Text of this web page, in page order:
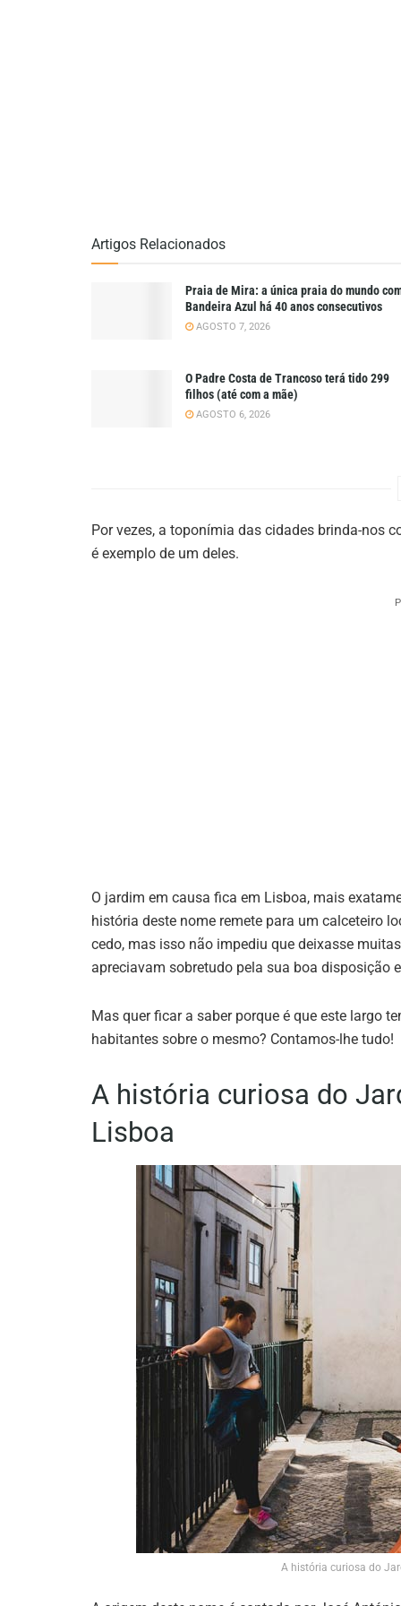
Artigos Relacionados
Praia de Mira: a única praia do mundo
Bandeira Azul há 40 anos consecutivos
AGOSTO 7, 2026
O Padre Costa de Trancoso terá tido 299
filhos (até com a mãe)
AGOSTO 6, 2026
Por vezes, a toponímia das cidades brinda-nos
é exemplo de um deles.
O jardim em causa fica em Lisboa, mais
história deste nome remete para um calceteiro
cedo, mas isso não impediu que deixasse
apreciavam sobretudo pela sua boa disposição
Mas quer ficar a saber porque é que este largo
habitantes sobre o mesmo? Contamos-lhe tudo!
A história curiosa do
Lisboa
A história curiosa do